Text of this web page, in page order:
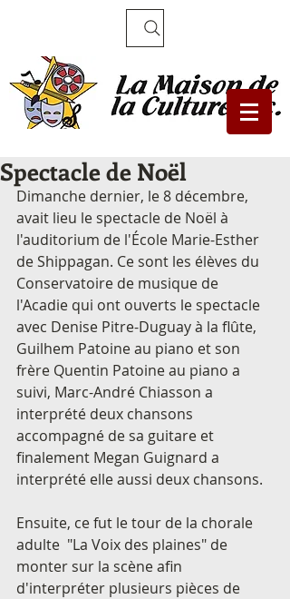
Spectacle de Noël
Dimanche dernier, le 8 décembre,
avait lieu le spectacle de Noël à
l'auditorium de l'École Marie-Esther
de Shippagan. Ce sont les élèves du
Conservatoire de musique de
l'Acadie qui ont ouverts le spectacle
avec Denise Pitre-Duguay à la flûte,
Guilhem Patoine au piano et son
frère Quentin Patoine au piano a
suivi, Marc-André Chiasson a
interprété deux chansons
accompagné de sa guitare et
finalement Megan Guignard a
interprété elle aussi deux chansons.
Ensuite, ce fut le tour de la chorale
adulte  "La Voix des plaines" de
monter sur la scène afin
d'interpréter plusieurs pièces de